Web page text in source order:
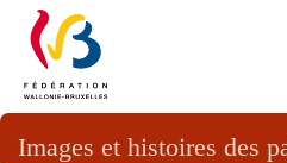
Images et histoires des